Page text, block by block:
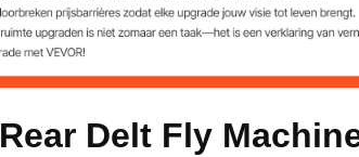
Delt Fly